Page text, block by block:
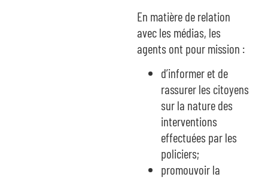
En matière de relation
avec les médias, les
agents ont pour mission :
d’informer et de
rassurer les citoyens
sur la nature des
interventions
effectuées par les
policiers;
promouvoir la